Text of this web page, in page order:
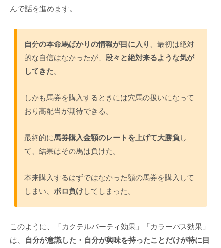
んで話を進めます。
自分の本命馬ばかりの情報が目に入り
、最初は絶対
的な自信はなかったが、段々と絶対来るような気が
してきた。
しかも馬券を購入するときには穴馬の扱いになって
おり高配当が期待できる。
最終的に馬券購入金額のレートを上げて大勝負 し
て、結果はその馬は負けた。
本来購入するはずではなかった額の馬券を購入して
しまい、 ボロ負けしてしまった。
このように、「カクテルパーティ効果」「カラーバス効果」
は、
自分が意識した・自分が興味を持ったことだけが特に目